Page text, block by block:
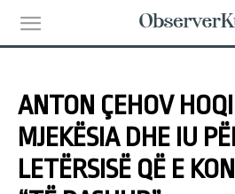
ANTON ÇEHOV
MJEKËSIA DHE IU
LETËRSISË QË E